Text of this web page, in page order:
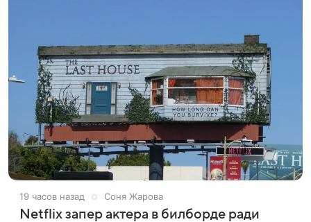
19 часов назад Соня Жарова
Netflix запер актера в билборде ради